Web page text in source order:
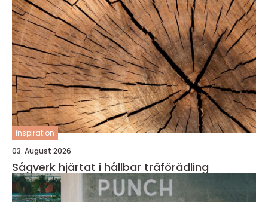
inspiration
03. August 2026
Sågverk hjärtat i hållbar träförädling